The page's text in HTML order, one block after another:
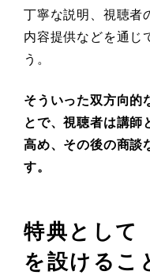
丁寧な説明、視聴者
内容提供などを通じ
う。
そういった双方向的
とで、視聴者は講師
高め、その後の商談
す。
特典として
を設けるこ